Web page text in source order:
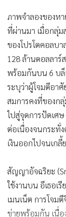
แม้ตัวเลขเหล่านี้
แต่ความจริงที่ซ่อน
ย้ายฐานที่มั่นไปยั
แพลตฟอร์มมักเลื
หลายเครือข่าย ไ
โอพีเมนเน็ต และ
หมายความว่า หา
ทุนบนทุกเครือข่
เสี้ยววินาที และนี่
ภาพจำลองของห
ที่ผ่านมา เมื่อกลุ่ม
ของโปรโตคอลบา